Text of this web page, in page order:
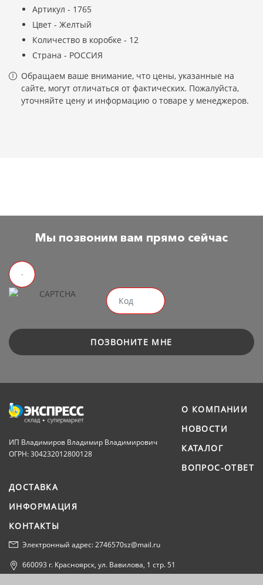
Артикул - 1765
Цвет - Желтый
Количество в коробке - 12
Страна - РОССИЯ
Обращаем ваше внимание, что цены, указанные на
сайте, могут отличаться от фактических. Пожалуйста,
уточняйте цену и информацию о товаре у менеджеров.
Мы позвоним вам прямо сейчас
ПОЗВОНИТЕ МНЕ
ИП Владимиров Владимир Владимирович
ОГРН: 304232012800128
О КОМПАНИИ
НОВОСТИ
КАТАЛОГ
ВОПРОС-ОТВЕТ
ДОСТАВКА
ИНФОРМАЦИЯ
КОНТАКТЫ
Электронный адрес: 2746570sz@mail.ru
660093 г. Красноярск, ул. Вавилова, 1 стр. 51